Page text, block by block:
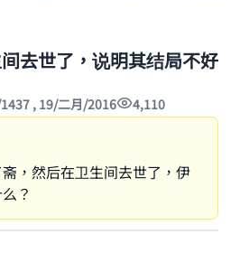
去世了，说明其结局不好
, 19/二月/2016 4,110
，然后在卫生间去世了，伊
？